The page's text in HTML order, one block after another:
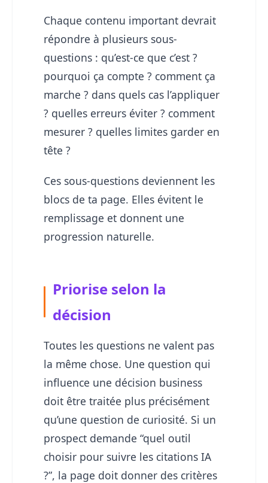
Chaque contenu important devrait
répondre à plusieurs sous-
questions : qu’est-ce que c’est ?
pourquoi ça compte ? comment ça
marche ? dans quels cas l’appliquer
? quelles erreurs éviter ? comment
mesurer ? quelles limites garder en
tête ?
Ces sous-questions deviennent les
blocs de ta page. Elles évitent le
remplissage et donnent une
progression naturelle.
Priorise selon la
décision
Toutes les questions ne valent pas
la même chose. Une question qui
influence une décision business
doit être traitée plus précisément
qu’une question de curiosité. Si un
prospect demande “quel outil
choisir pour suivre les citations IA
?”, la page doit donner des critères